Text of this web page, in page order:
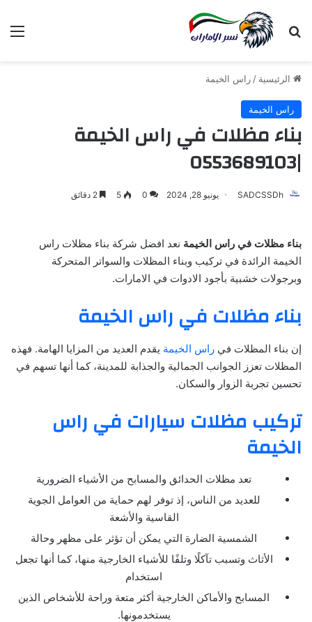
بحث عن
الرئيسية / راس الخيمة
راس الخيمة
بناء مظلات في راس الخيمة
|0553689103
SADCSSDh يونيو 28, 2024 0
5
بناء مظلات في راس الخيمة نعد افضل شركة بناء مظلات راس
الخيمة الرائدة في تركيب وبناء المظلات والسواتر المتحركة
وبرجولات خشبية بأجود الادوات في الامارات.
بناء مظلات في راس الخيمة
إن بناء المظلات في راس الخيمة يقدم العديد من المزايا الهامة. فهذه
المظلات تعزز الجوانب الجمالية والجذابة للمدينة، كما أنها تسهم في
تحسين تجربة الزوار والسكان.
تركيب مظلات سيارات في راس
الخيمة
تعد مظلات الحدائق والمسابح من الأشياء الضرورية
للعديد من الناس، إذ توفر لهم حماية من العوامل الجوية
القاسية والأشعة
الشمسية الضارة التي يمكن أن تؤثر على مظهر وحالة
الأثاث وتسبب تآكلًا وتلفًا للأشياء الخارجية منها، كما أنها تجعل
استخدام
المسابح والأماكن الخارجية أكثر متعة وراحة للأشخاص الذين
يستخدمونها.